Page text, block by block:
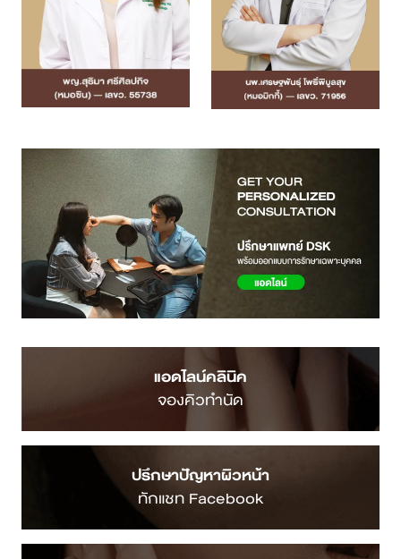
แอดไลน์คลินิค
จองคิวทำนัด
ปรึกษาปัญหาผิวหน้า
ทักแชท Facebook